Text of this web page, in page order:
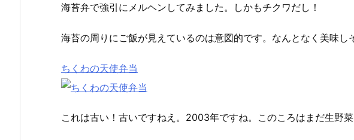
海苔弁で強引にメルヘンしてみました。しかもチクワだし！
海苔の周りにご飯が見えているのは意図的です。なんとなく美味し
ちくわの天使弁当
これは古い！古いですねえ。2003年ですね。このころはまだ生野菜